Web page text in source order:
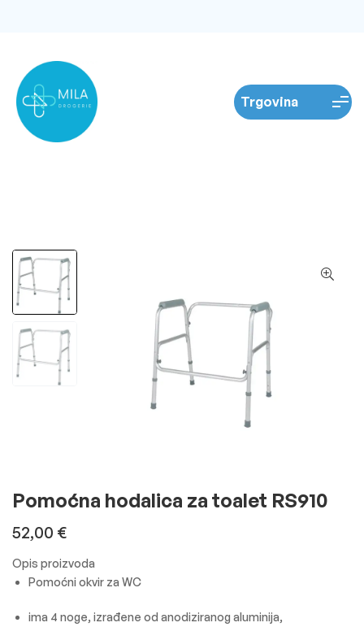
Pomoćna hodalica za toalet RS910
52,00 €
Opis proizvoda
Pomoćni okvir za WC
ima 4 noge, izrađene od anodiziranog aluminija,